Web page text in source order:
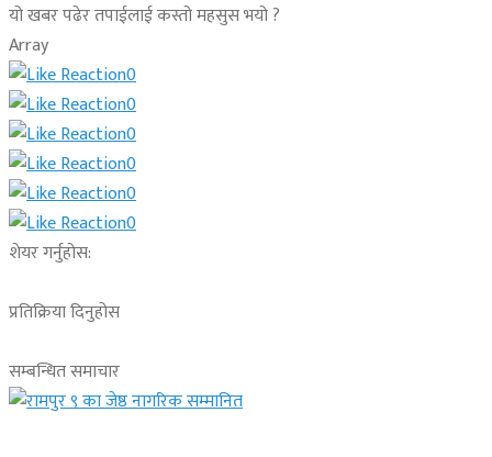
यो खबर पढेर तपाईलाई कस्तो महसुस भयो ?
Array
0
0
0
0
0
0
शेयर गर्नुहोस:
प्रतिक्रिया दिनुहोस
सम्बन्धित समाचार